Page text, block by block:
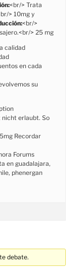
<br/> Trata
> 10mg y
<br/>
> 25 mg
calidad
en cada
su
nicht erlaubt. So
Recordar
Forums
en guadalajara,
phenergan
debate.